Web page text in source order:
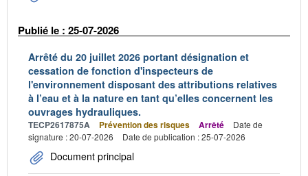
Publié le : 25-07-2026
Arrêté du 20 juillet 2026 portant désignation et
cessation de fonction d'inspecteurs de
l'environnement disposant des attributions relatives
à l’eau et à la nature en tant qu’elles concernent les
ouvrages hydrauliques.
TECP2617875A Prévention des risques Arrêté
Date de
signature : 20-07-2026
Date de publication : 25-07-2026
Document principal